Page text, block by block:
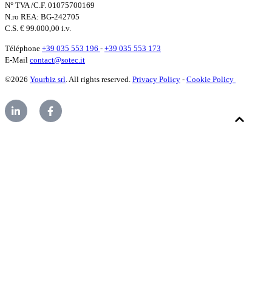
N° TVA /C.F. 01075700169
N.ro REA: BG-242705
C.S. € 99.000,00 i.v.
Téléphone +39 035 553 196 - +39 035 553 173
E-Mail contact@sotec.it
©2026 Yourbiz srl. All rights reserved. Privacy Policy - Cookie Policy